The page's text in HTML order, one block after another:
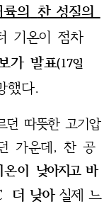
의 찬 성질의
기온이 점차
가 발표(17일
했다.
던 따뜻한 고기압
가운데, 찬 공
이 낮아지고 바
낮아실제 느